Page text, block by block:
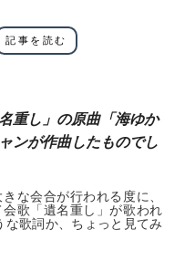
記事を読む
重し」の原曲「海ゆか
ンが作曲したものでし
な会合が行われる度に、
歌「遺名重し」が歌われ
な歌詞か、ちょっと見てみ